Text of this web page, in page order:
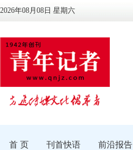
2026年08月08日 星期六
首 页 刊首快语 前沿报告